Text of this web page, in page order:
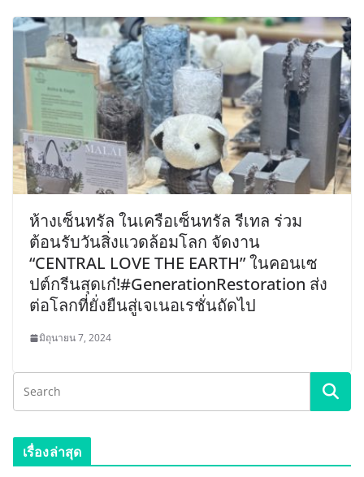
ห้างเซ็นทรัล ในเครือเซ็นทรัล รีเทล ร่วม
ต้อนรับวันสิ่งแวดล้อมโลก จัดงาน
“CENTRAL LOVE THE EARTH” ในคอนเซ
ปต์กรีนสุดเก๋!#GenerationRestoration ส่ง
ต่อโลกที่ยั่งยืนสู่เจเนอเรชั่นถัดไป
มิถุนายน 7, 2024
เรื่องล่าสุด